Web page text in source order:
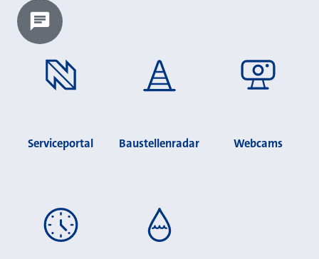
Chatbot laden?
Serviceportal Baustellenradar Webcams